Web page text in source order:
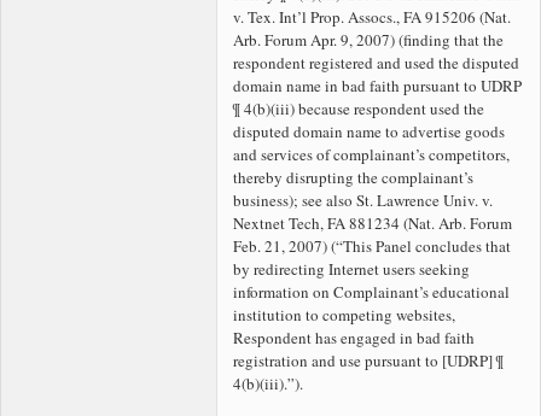
v. Tex. Int’l Prop. Assocs., FA 915206 (Nat.
Arb. Forum Apr. 9, 2007) (finding that the
respondent registered and used the disputed
domain name in bad faith pursuant to UDRP
¶ 4(b)(iii) because respondent used the
disputed domain name to advertise goods
and services of complainant’s competitors,
thereby disrupting the complainant’s
business); see also St. Lawrence Univ. v.
Nextnet Tech, FA 881234 (Nat. Arb. Forum
Feb. 21, 2007) (“This Panel concludes that
by redirecting Internet users seeking
information on Complainant’s educational
institution to competing websites,
Respondent has engaged in bad faith
registration and use pursuant to [UDRP] ¶
4(b)(iii).”).